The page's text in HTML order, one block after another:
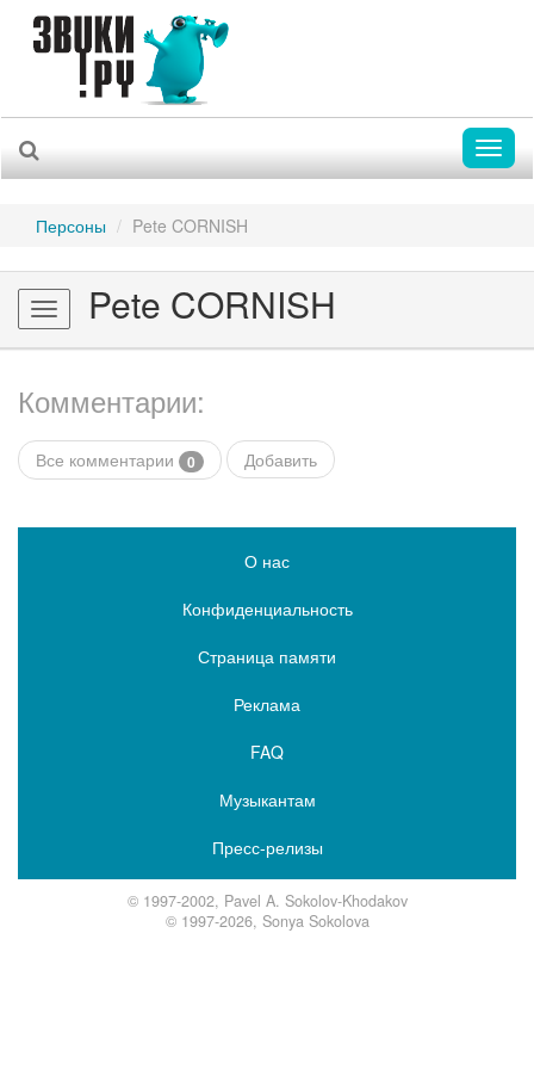
Персоны Pete CORNISH
Toggle
navigation
Pete CORNISH
Комментарии:
Все комментарии 0 Добавить
О нас
Конфиденциальность
Страница памяти
Реклама
FAQ
Музыкантам
Пресс-релизы
© 1997-2002, Pavel A. Sokolov-Khodakov
© 1997-2026, Sonya Sokolova